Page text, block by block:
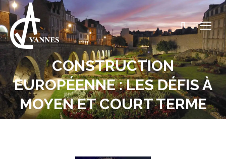
Recherche
CONSTRUCTION
EUROPÉENNE : LES DÉFIS À
MOYEN ET COURT TERME
Vous êtes ici :